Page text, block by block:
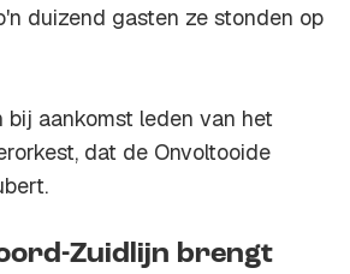
duizend gasten ze stonden op
bij aankomst leden van het
dat de Onvoltooide
Zuidlijn brengt